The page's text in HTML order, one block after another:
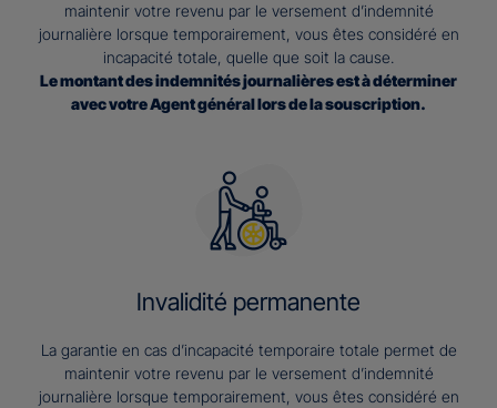
maintenir votre revenu par le versement d’indemnité
journalière lorsque temporairement, vous êtes considéré en
incapacité totale, quelle que soit la cause.
Le montant des indemnités journalières est à déterminer
avec votre Agent général lors de la souscription.
Invalidité permanente
La garantie en cas d’incapacité temporaire totale permet de
maintenir votre revenu par le versement d’indemnité
journalière lorsque temporairement, vous êtes considéré en